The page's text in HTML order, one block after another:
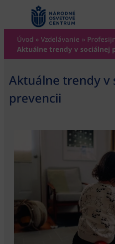
content
Úvod » Vzdelávanie »
Aktuálne trendy v sociálnej
Aktuálne trendy v
prevencii